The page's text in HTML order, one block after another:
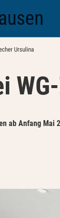
Ursulina
ab Anfang Mai